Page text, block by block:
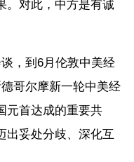
。对此，中方是有诚
，到6月伦敦中美经
哥尔摩新一轮中美经
首达成的重要共
出妥处分歧、深化互